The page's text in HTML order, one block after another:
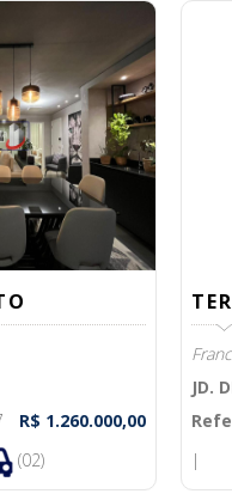
R$ 1.260.000,00
(02)
JD.
|